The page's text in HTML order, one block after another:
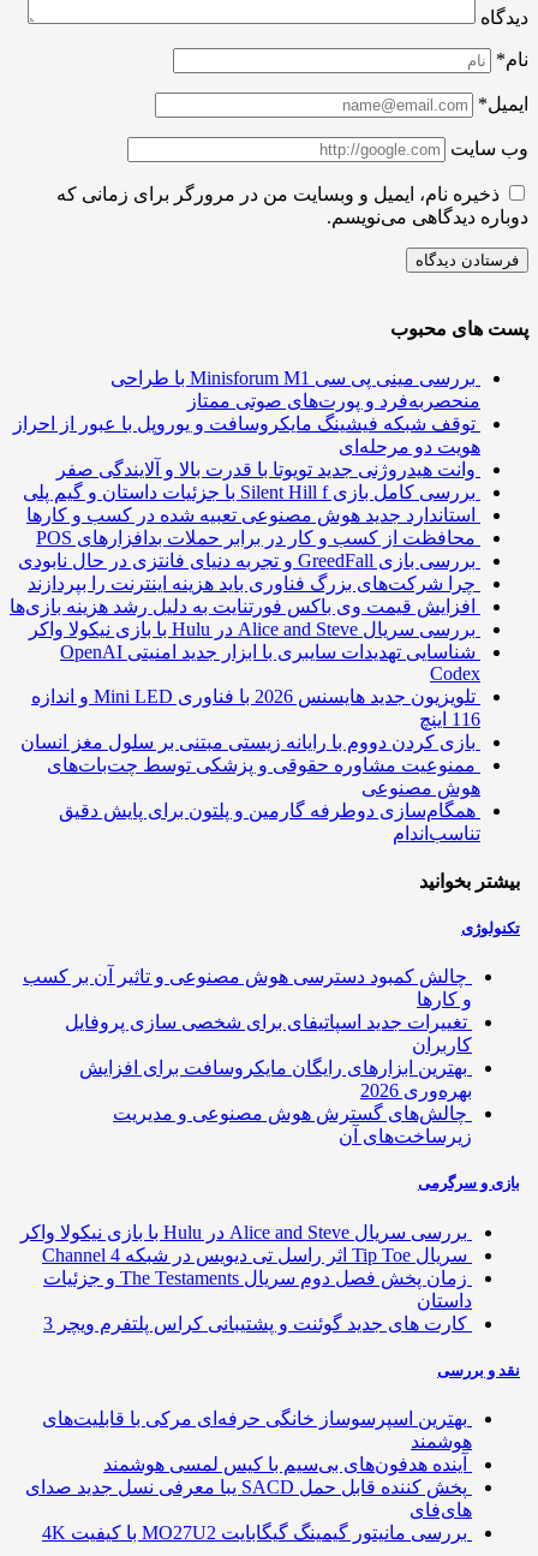
ذخیره نام، ایمیل و وبسایت من در مرورگر برای زمانی که
دیدگاهی می‌نویسم.
های محبوب
بررسی مینی پی ‌سی Minisforum M1 با طراحی
منحصربه‌فرد و پورت‌های صوتی ممتاز
توقف شبکه فیشینگ مایکروسافت و یوروپل با عبور از احراز
هویت دو مرحله‌ای
وانت هیدروژنی جدید تویوتا با قدرت بالا و آلایندگی صفر
بررسی کامل بازی Silent Hill f با جزئیات داستان و گیم پلی
استاندارد جدید هوش مصنوعی تعبیه شده در کسب و کارها
محافظت از کسب و کار در برابر حملات بدافزارهای POS
بررسی بازی GreedFall و تجربه دنیای فانتزی در حال نابودی
چرا شرکت‌های بزرگ فناوری باید هزینه اینترنت را بپردازند
افزایش قیمت وی باکس فورتنایت به دلیل رشد هزینه بازی‌ها
بررسی سریال Alice and Steve در Hulu با بازی نیکولا واکر
شناسایی تهدیدات سایبری با ابزار جدید امنیتی OpenAI
Codex
تلویزیون جدید هایسنس 2026 با فناوری Mini LED و اندازه
بازی کردن دووم با رایانه زیستی مبتنی بر سلول مغز انسان
ممنوعیت مشاوره حقوقی و پزشکی توسط چت‌بات‌های
هوش مصنوعی
همگام‌سازی دوطرفه گارمین و پلتون برای پایش دقیق
تناسب‌اندام
بخوانید
چالش کمبود دسترسی هوش مصنوعی و تاثیر آن بر کسب
و کارها
تغییرات جدید اسپاتیفای برای شخصی سازی پروفایل
کاربران
بهترین ابزارهای رایگان مایکروسافت برای افزایش
بهره‌وری 2026
چالش‌های گسترش هوش مصنوعی و مدیریت
زیرساخت‌های آن
و سرگرمی
بررسی سریال Alice and Steve در Hulu با بازی نیکولا واکر
سریال Tip Toe اثر راسل تی دیویس در شبکه Channel 4
زمان پخش فصل دوم سریال The Testaments و جزئیات
داستان
کارت های جدید گوئنت و پشتیبانی کراس پلتفرم ویچر 3
و بررسی
بهترین اسپرسوساز خانگی حرفه‌ای مرکی با قابلیت‌های
هوشمند
آینده هدفون‌های بی‌سیم با کیس لمسی هوشمند
پخش کننده قابل حمل SACD یبا معرفی نسل جدید صدای
های‌فای
بررسی مانیتور گیمینگ گیگابایت MO27U2 با کیفیت 4K